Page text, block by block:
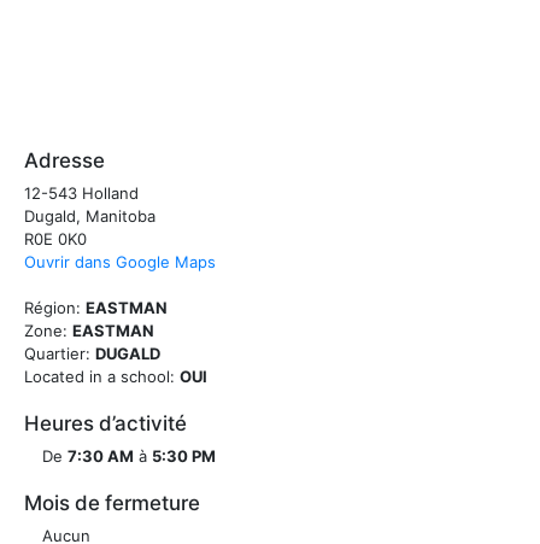
Adresse
12-543 Holland
Dugald, Manitoba
R0E 0K0
Ouvrir dans Google Maps
Région: EASTMAN
Zone: EASTMAN
Quartier: DUGALD
Located in a school: OUI
Heures d’activité
De 7:30 AM à 5:30 PM
Mois de fermeture
Aucun